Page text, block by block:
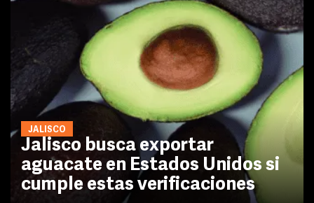
JALISCO
Jalisco busca exportar
aguacate en Estados Unidos si
cumple estas verificaciones